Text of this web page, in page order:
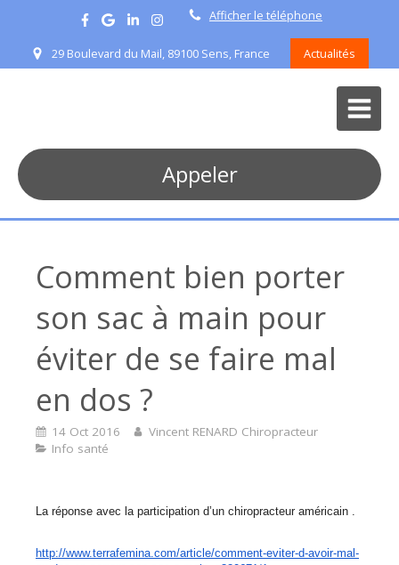
Afficher le téléphone
29 Boulevard du Mail, 89100 Sens, France Actualités
Appeler
Comment bien porter
son sac à main pour
éviter de se faire mal
en dos ?
14 Oct 2016
Vincent RENARD Chiropracteur
Info santé
La réponse avec la participation d’un chiropracteur américain .
http://www.terrafemina.com/article/comment-eviter-d-avoir-mal-